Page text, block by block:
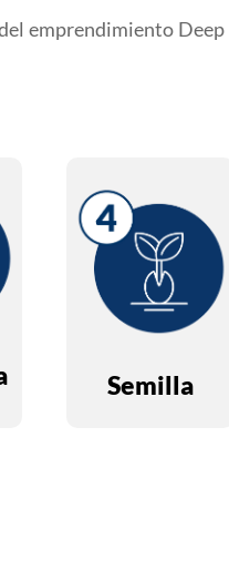
emprendimiento Deep
Semilla
Semilla
Desarrollo y
lanzamiento,
producto
viable (MVP).